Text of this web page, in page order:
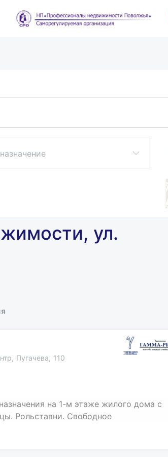
ул.
, Пугачева, 110
на 1-м этаже жилого дома с
Рольставни. Свободное